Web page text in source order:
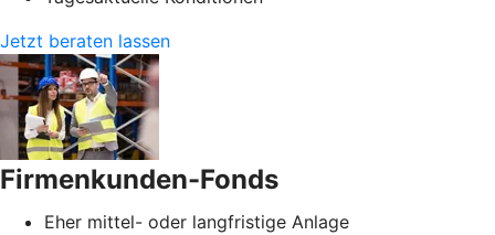
Jetzt beraten lassen
Firmenkunden-Fonds
Eher mittel- oder langfristige Anlage